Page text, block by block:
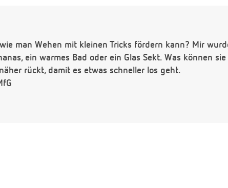
man Wehen mit kleinen Tricks fördern kann? Mir
ein warmes Bad oder ein Glas Sekt. Was können
rückt, damit es etwas schneller los geht.